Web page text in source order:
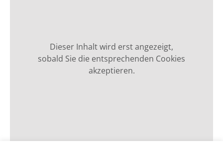
Dieser Inhalt wird erst angezeigt,
sobald Sie die entsprechenden Cookies
akzeptieren.